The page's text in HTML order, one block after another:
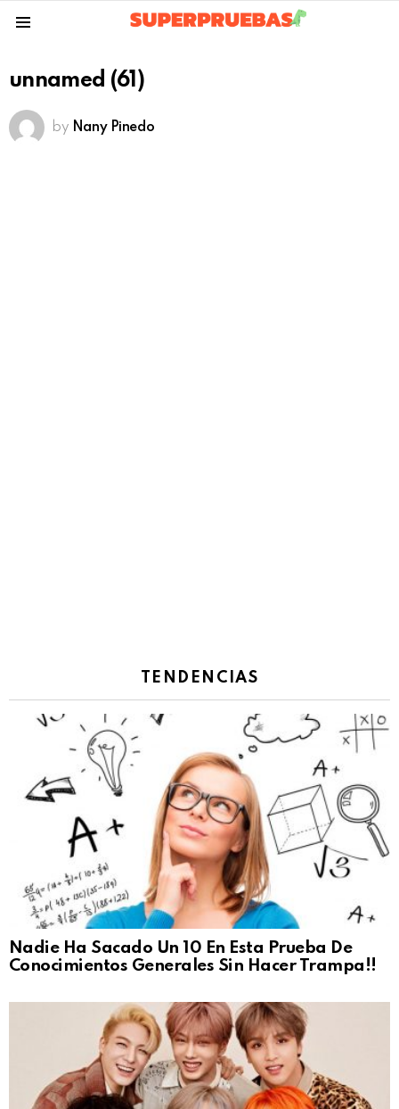
unnamed (61)
by Nany Pinedo
TENDENCIAS
Nadie Ha Sacado Un 10 En Esta Prueba De
Conocimientos Generales Sin Hacer Trampa!!